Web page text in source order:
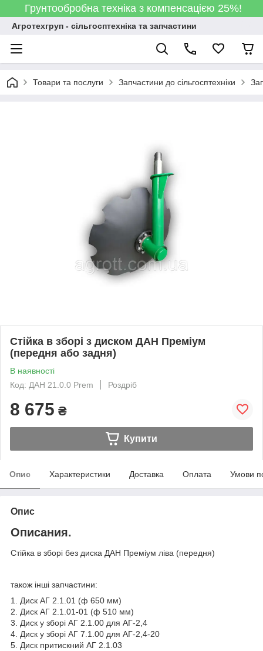
Грунтообробна техніка з компенсацією 25%!
Агротехгруп - сільгосптехніка та запчастини
Товари та послуги Запчастини до сільгосптехніки
Стійка в зборі з диском ДАН Преміум
(передня або задня)
В наявності
Код: ДАН 21.0.0 Prem
Роздріб
8 675 ₴
Купити
Опис Характеристики Доставка Оплата Умови
Опис
Описания.
Стійка в зборі без диска ДАН Преміум ліва (передня)
також інші запчастини:
1. Диск АГ 2.1.01 (ф 650 мм)
2. Диск АГ 2.1.01-01 (ф 510 мм)
3. Диск у зборі АГ 2.1.00 для АГ-2,4
4. Диск у зборі АГ 7.1.00 для АГ-2,4-20
5. Диск притискний АГ 2.1.03